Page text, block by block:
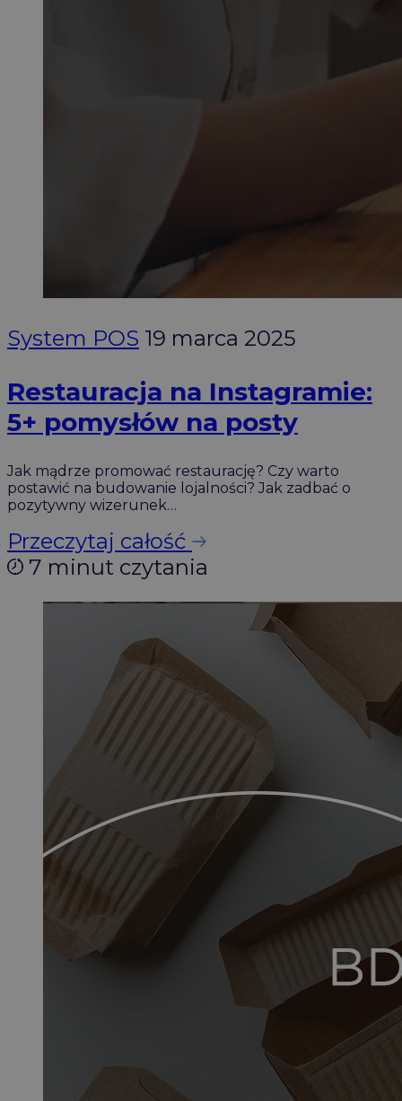
System POS 19 marca 2025
Restauracja na Instagramie:
5+ pomysłów na posty
Jak mądrze promować restaurację? Czy warto
postawić na budowanie lojalności? Jak zadbać o
pozytywny wizerunek…
Przeczytaj całość
7 minut czytania